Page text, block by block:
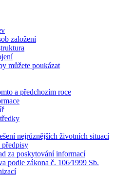
založení
můžete poukázat
a předchozím roce
nejrůznějších životních situací
za poskytování informací
podle zákona č. 106⁄1999 Sb.